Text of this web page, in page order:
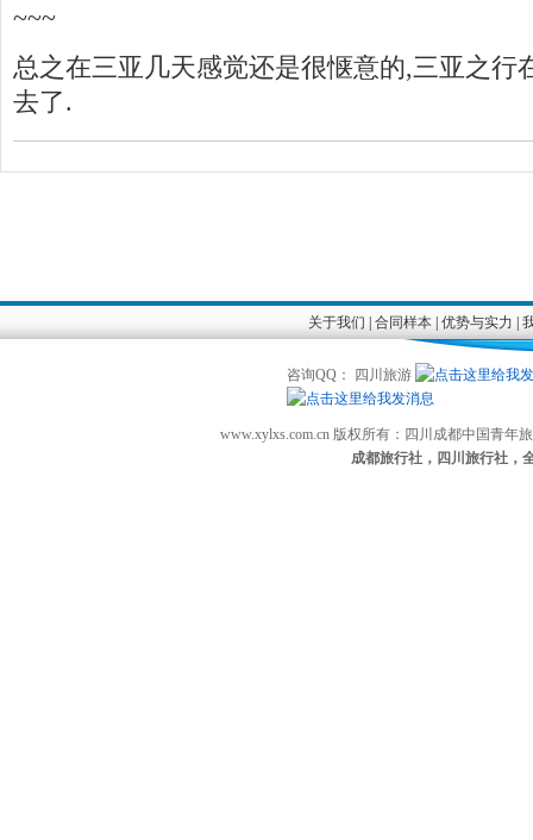
~~~
总之在三亚几天感觉还是很惬意的,三亚之行
去了.
关于我们 合同样本| 优势与实力
咨询QQ： 四川旅游
www.xylxs.com.cn 版权所有：四川成都中国青
成都旅行社，四川旅行社，